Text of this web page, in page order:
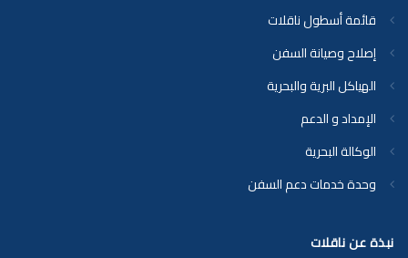
قائمة أسطول ناقلات
إصلاح وصيانة السفن
الهياكل البرية والبحرية
الإمداد و الدعم
الوكالة البحرية
وحدة خدمات دعم السفن
نبذة عن ناقلات